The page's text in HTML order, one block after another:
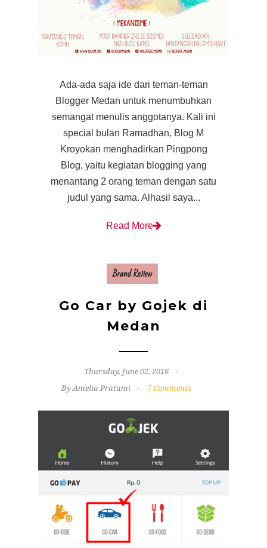
Ada-ada saja ide dari teman-teman
Blogger Medan untuk menumbuhkan
semangat menulis anggotanya. Kali ini
special bulan Ramadhan, Blog M
Kroyokan menghadirkan Pingpong
Blog, yaitu kegiatan blogging yang
menantang 2 orang teman dengan satu
judul yang sama. Alhasil saya...
Read More
Brand Review
Go Car by Gojek di
Medan
Thursday, June 02, 2016
By Amelia Pratami
7 Comments